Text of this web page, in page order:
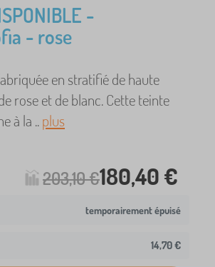
-
- rose
en stratifié de haute
rose et de blanc. Cette teinte
à la ..plus
203,10 €180,40 €
temporairement épuisé
14,70 €